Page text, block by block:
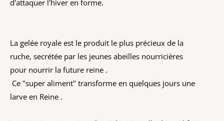
d'attaquer l'hiver en forme.
La gelée royale est le produit le plus précieux de la
ruche, secrétée par les jeunes abeilles nourricières
pour nourrir la future reine .
Ce "super aliment" transforme en quelques jours une
larve en Reine .